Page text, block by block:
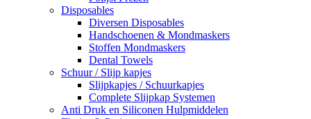
Disposables
Diversen Disposables
Handschoenen & Mondmaskers
Stoffen Mondmaskers
Dental Towels
Schuur / Slijp kapjes
Slijpkapjes / Schuurkapjes
Complete Slijpkap Systemen
Anti Druk en Siliconen Hulpmiddelen